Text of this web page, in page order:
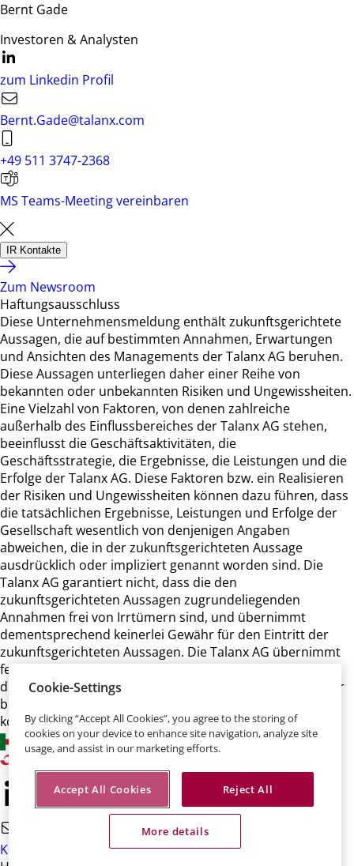
Bernt Gade
Investoren & Analysten
zum Linkedin Profil
Bernt.Gade@talanx.com
+49 511 3747-2368
MS Teams-Meeting vereinbaren
IR Kontakte
Zum Newsroom
Haftungsausschluss
Diese Unternehmensmeldung enthält zukunftsgerichtete
Aussagen, die auf bestimmten Annahmen, Erwartungen
und Ansichten des Managements der Talanx AG beruhen.
Diese Aussagen unterliegen daher einer Reihe von
bekannten oder unbekannten Risiken und Ungewissheiten.
Eine Vielzahl von Faktoren, von denen zahlreiche
außerhalb des Einflussbereiches der Talanx AG stehen,
beeinflusst die Geschäftsaktivitäten, die
Geschäftsstrategie, die Ergebnisse, die Leistungen und die
Erfolge der Talanx AG. Diese Faktoren bzw. ein Realisieren
der Risiken und Ungewissheiten können dazu führen, dass
die tatsächlichen Ergebnisse, Leistungen und Erfolge der
Gesellschaft wesentlich von denjenigen Angaben
abweichen, die in der zukunftsgerichteten Aussage
ausdrücklich oder impliziert genannt worden sind. Die
Talanx AG garantiert nicht, dass die den
zukunftsgerichteten Aussagen zugrundeliegenden
Annahmen frei von Irrtümern sind, und übernimmt
dementsprechend keinerlei Gewähr für den Eintritt der
zukunftsgerichteten Aussagen. Die Talanx AG übernimmt
ferner keine Verpflichtung und beabsichtigt auch nicht,
diese zukunftsgerichteten Aussagen zu aktualisieren oder
bei einer anderen als der erwarteten Entwicklung zu
korrigieren.
Kontakt
Cookie-Settings
By clicking “Accept All Cookies”, you agree to the storing of
cookies on your device to enhance site navigation, analyze site
usage, and assist in our marketing efforts.
Accept All Cookies Reject All
More details